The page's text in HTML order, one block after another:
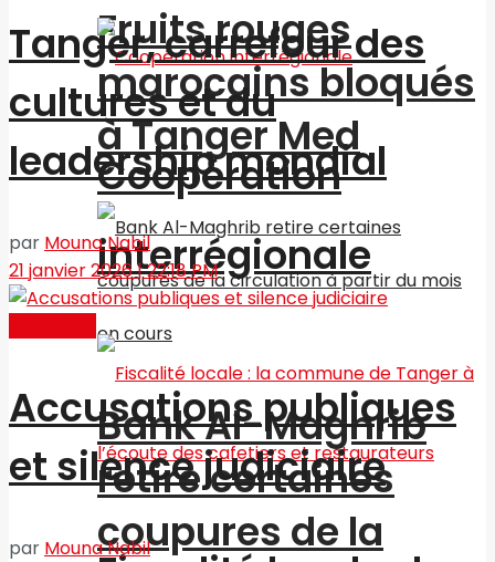
Fruits rouges
marocains bloqués
à Tanger Med
Bank Al-Maghrib
retire certaines
coupures de la
Coopération
interrégionale
Tanger, carrefour des
cultures et du
leadership mondial
par Mouna Nabil
21 janvier 2026 | 22:18 PM
Accusations publiques
et silence judiciaire
par Mouna Nabil